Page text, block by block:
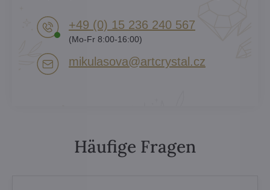
+49 (0) 15 236 240 567
(Mo-Fr 8:00-16:00)
mikulasova​@artcrystal​.cz
Häufige Fragen